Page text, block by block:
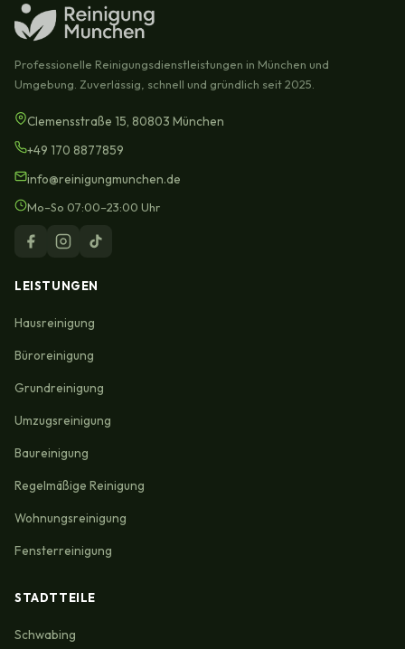
Professionelle Reinigungsdienstleistungen in München und
Umgebung. Zuverlässig, schnell und gründlich seit 2025.
Clemensstraße 15, 80803 München
+49 170 8877859
info@reinigungmunchen.de
Mo–So 07:00–23:00 Uhr
LEISTUNGEN
Hausreinigung
Büroreinigung
Grundreinigung
Umzugsreinigung
Baureinigung
Regelmäßige Reinigung
Wohnungsreinigung
Fensterreinigung
STADTTEILE
Schwabing